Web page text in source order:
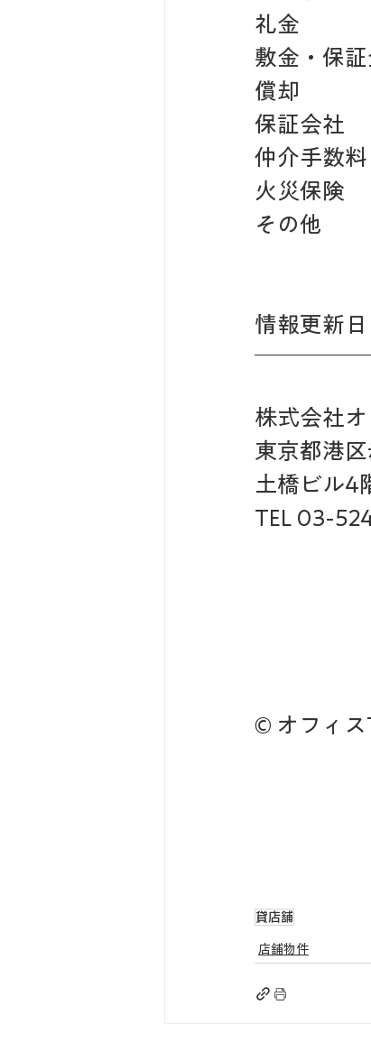
礼金　　
敷金・保
償却　　
保証会社
仲介手数料
火災保険
その他　　
情報更新日
株式会社
東京都港
土橋ビル4
TEL 03-
© オフィス
貸店舗
店舗物件